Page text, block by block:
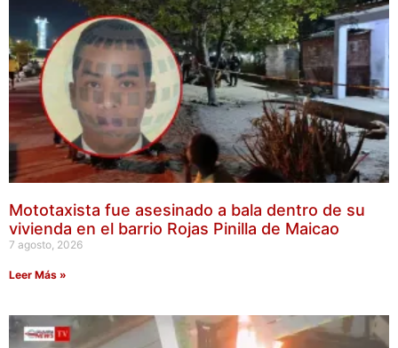
Mototaxista fue asesinado a bala dentro de su
vivienda en el barrio Rojas Pinilla de Maicao
7 agosto, 2026
Leer Más »